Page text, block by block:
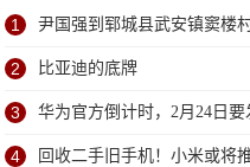
1 尹国强到郓城县武安镇窦楼
2 比亚迪的底牌
3 华为官方倒计时，2月24日
来了
4 回收二手旧手机！小米或将